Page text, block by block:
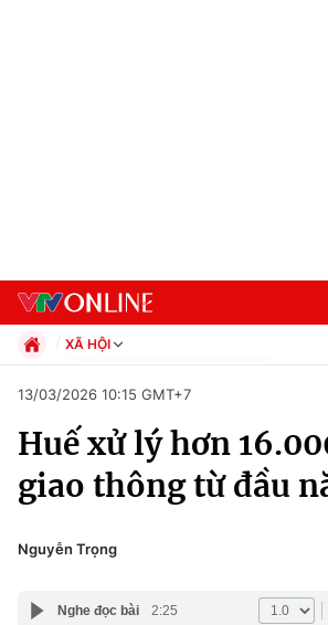
Chuyên mục
Chính trị
Xã hội
XÃ HỘI
Xã hội
Pháp luật
Thể thao
Văn hóa - Giải trí
Đời sống
13/03/2026 10:15 GMT+7
Huế xử lý hơn
giao thông từ đầu
Nguyễn Trọng
Nghe đọc bài 2:25